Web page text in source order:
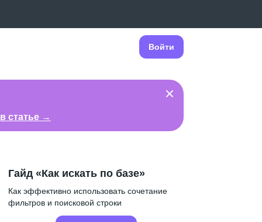
Войти
в статье →
Гайд «Как искать по базе»
Как эффективно использовать сочетание
фильтров и поисковой строки